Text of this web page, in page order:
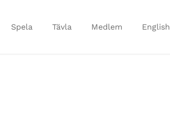
Spela Tävla Medlem English